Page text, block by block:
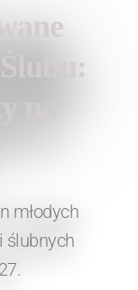
na
młodych
ślubnych